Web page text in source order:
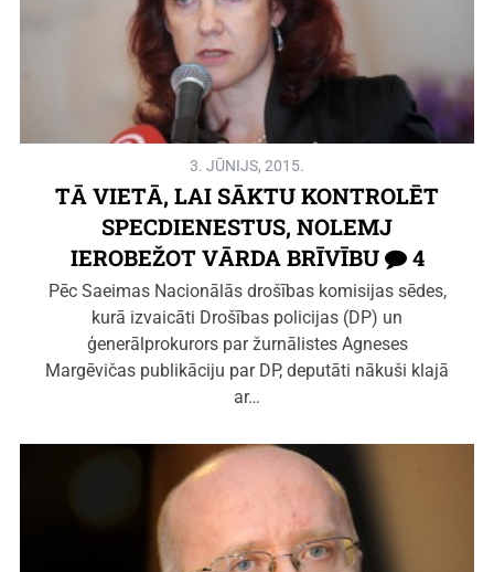
3. JŪNIJS, 2015.
TĀ VIETĀ, LAI SĀKTU KONTROLĒT
SPECDIENESTUS, NOLEMJ
IEROBEŽOT VĀRDA BRĪVĪBU
4
Pēc Saeimas Nacionālās drošības komisijas sēdes,
kurā izvaicāti Drošības policijas (DP) un
ģenerālprokurors par žurnālistes Agneses
Margēvičas publikāciju par DP, deputāti nākuši klajā
ar…